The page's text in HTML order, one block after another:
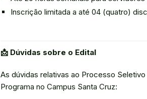
Inscrição limitada a até 04 (quatro)
📩 Dúvidas sobre o Edital
As dúvidas relativas ao Processo
Programa no Campus Santa Cruz: